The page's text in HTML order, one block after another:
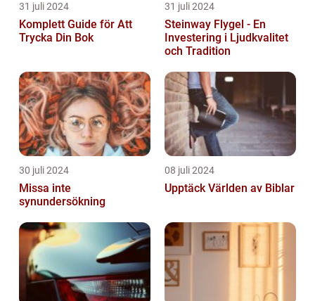
31 juli 2024
Komplett Guide för Att
Trycka Din Bok
31 juli 2024
Steinway Flygel - En
Investering i Ljudkvalitet
och Tradition
30 juli 2024
Missa inte
synundersökning
08 juli 2024
Upptäck Världen av Biblar